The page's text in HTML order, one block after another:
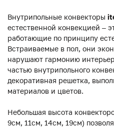
Внутрипольные конвекторы
естественной конвекцией –
работающие по принципу
Встраиваемые в пол, они
нарушают гармонию
частью внутрипольного
декоративная решетка,
материалов и цветов.
Небольшая высота
9см, 11см, 14см, 19см)